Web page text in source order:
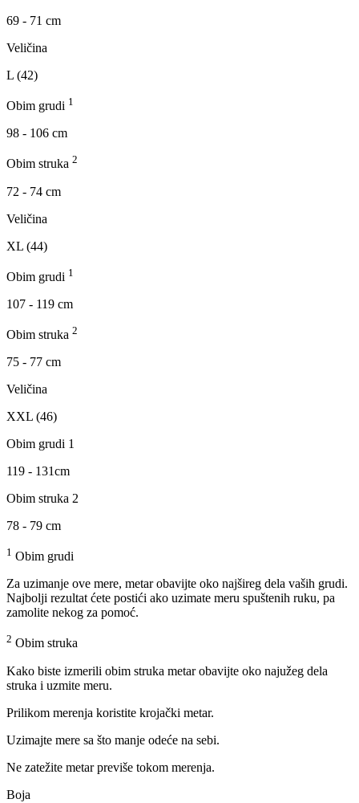
69 - 71 cm
Veličina
L (42)
Obim grudi 1
98 - 106 cm
Obim struka 2
72 - 74 cm
Veličina
XL (44)
Obim grudi 1
107 - 119 cm
Obim struka 2
75 - 77 cm
Veličina
XXL (46)
Obim grudi 1
119 - 131cm
Obim struka 2
78 - 79 cm
1 Obim grudi
Za uzimanje ove mere, metar obavijte oko najšireg dela vaših grudi.
Najbolji rezultat ćete postići ako uzimate meru spuštenih ruku, pa
zamolite nekog za pomoć.
2 Obim struka
Kako biste izmerili obim struka metar obavijte oko najužeg dela
struka i uzmite meru.
Prilikom merenja koristite krojački metar.
Uzimajte mere sa što manje odeće na sebi.
Ne zatežite metar previše tokom merenja.
Boja